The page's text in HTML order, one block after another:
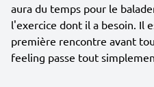
aura du temps pour le
l'exercice dont il a besoin. Il
première rencontre avant
feeling passe tout